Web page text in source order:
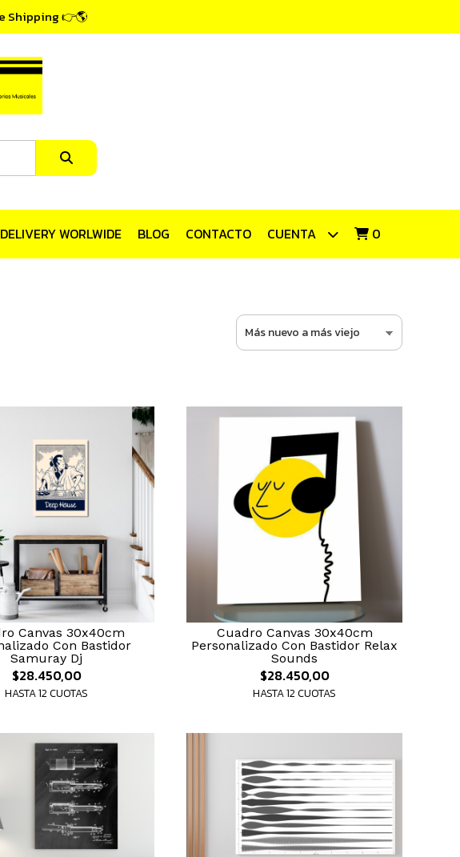
Shipping 👉🌎
DELIVERY WORLWIDE BLOG CONTACTO CUENTA 0
Canvas 30x40cm
Con Bastidor
Samuray Dj
$28.450,00
HASTA 12 CUOTAS
Cuadro Canvas 30x40cm
Personalizado Con Bastidor Relax
Sounds
$28.450,00
HASTA 12 CUOTAS